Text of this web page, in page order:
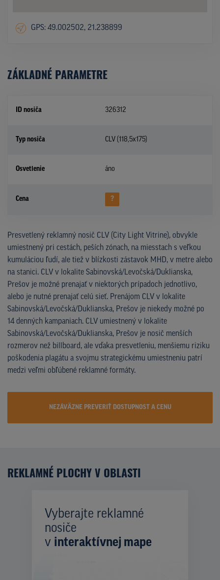
GPS: 49.002502, 21.238899
ZÁKLADNÉ PARAMETRE
ID nosiča 326312
Typ nosiča CLV (118,5x175)
Osvetlenie áno
Cena ?
Presvetlený reklamný nosič CLV (City Light Vitrine), obvykle
umiestnený pri cestách, peších zónach, na miesstach s veľkou
kumuláciou ľudí, ale tiež v blízkosti zástavok MHD, v metre alebo
na stanici. CLV v lokalite Sabinovská/Levočská/Duklianska,
Prešov je možné prenajať v niektorých prípadoch jednotlivo,
alebo je nutné prenajať celú sieť. Prenájom CLV v lokalite
Sabinovská/Levočská/Duklianska, Prešov je niekedy možné po
14 denných kampaniach. CLV umiestnený v lokalite
Sabinovská/Levočská/Duklianska, Prešov je nosič menších
rozmerov než billboard, ale vďaka presvetleniu, menšiemu riziku
poškodenia plagátu a svojmu strategickému umiestneniu patrí
medzi veľmi obľúbené reklamné formáty.
NEZÁVÄZNE PREVERIŤ DOSTUPNOST A CENU
REKLAMNÉ PLOCHY V OBLASTI
Vyberajte reklamné
nosiče
v interaktívnej mape